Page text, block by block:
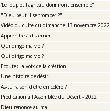
'Le loup et l'agneau dormiront ensemble"
"Dieu peut-il se tromper ?"
Vidéo du culte du dimanche 13 novembre 2022
Apprendre à discerner
Qui dirige ma vie ?
Qui dirige ma vie ?
Ecoutez la voix de la création
Une histoire de désir
As-tu raison d'être en colère ?
Prédication à l'Assemblée du Désert - 2022
Dieu renonce au mal